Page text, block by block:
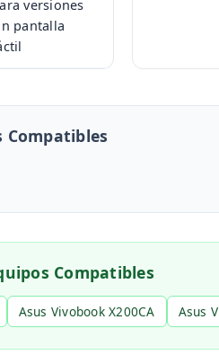
versiones
pantalla
Compatibles
Compatibles
Asus Vivobook X200CA Asus